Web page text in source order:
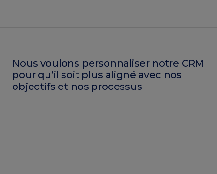
Nous voulons personnaliser notre CRM
pour qu’il soit plus aligné avec nos
objectifs et nos processus